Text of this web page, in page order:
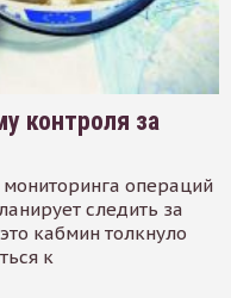
контроля за
мониторинга операций
следить за
кабмин толкнуло
к